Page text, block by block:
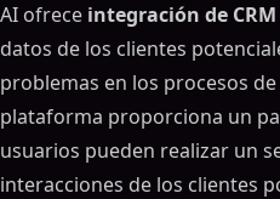
AI ofrece integración de CRM
datos de los clientes
problemas en los procesos
plataforma proporciona un
usuarios pueden realizar un
interacciones de los clientes